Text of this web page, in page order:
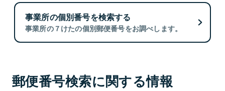
事業所の個別番号を検索する
事業所の７けたの個別郵便番号をお調べします。
郵便番号検索に関する情報